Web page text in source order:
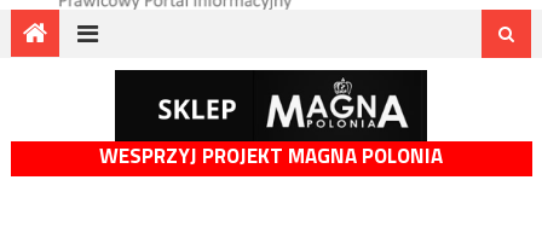
WESPRZYJ PROJEKT MAGNA POLONIA